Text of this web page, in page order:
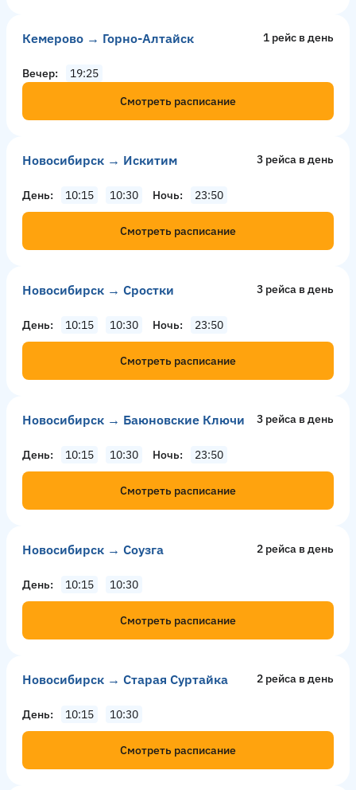
Кемерово → Горно-Алтайск 1 рейс в день
Вечер
19:25
Смотреть расписание
Новосибирск → Искитим 3 рейсa в день
День 10:15 10:30 Ночь 23:50
Смотреть расписание
Новосибирск → Сростки 3 рейсa в день
День 10:15 10:30 Ночь 23:50
Смотреть расписание
Новосибирск → Баюновские Ключи 3 рейсa в день
День 10:15 10:30 Ночь 23:50
Смотреть расписание
Новосибирск → Соузга 2 рейсa в день
День 10:15 10:30
Смотреть расписание
Новосибирск → Старая Суртайка 2 рейсa в день
День 10:15 10:30
Смотреть расписание